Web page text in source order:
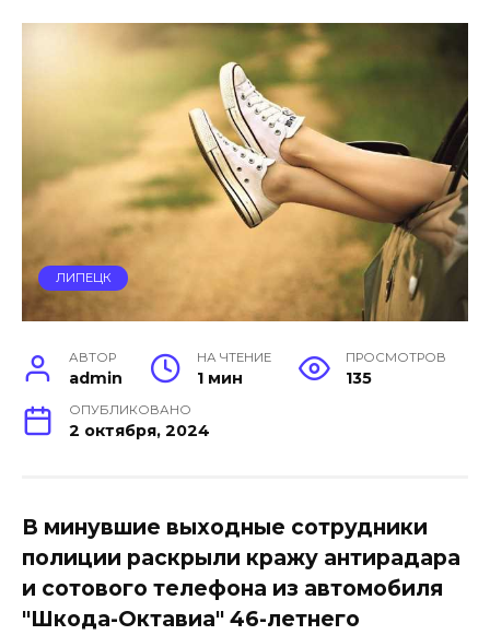
ЛИПЕЦК
АВТОР
admin
НА ЧТЕНИЕ
1 мин
ПРОСМОТРОВ
135
ОПУБЛИКОВАНО
2 октября, 2024
В минувшие выходные сотрудники
полиции раскрыли кражу антирадара
и сотового телефона из автомобиля
"Шкода-Октавиа" 46-летнего